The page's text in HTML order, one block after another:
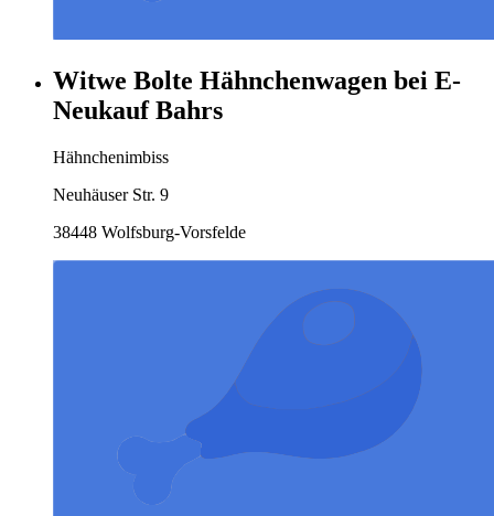
Witwe Bolte Hähnchenwagen bei E-
Neukauf Bahrs
Hähnchenimbiss
Neuhäuser Str. 9
38448 Wolfsburg-Vorsfelde